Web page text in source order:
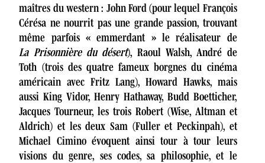
maîtres du western : John Ford (pour lequel François
Cérésa ne nourrit pas une grande passion, trouvant
même parfois « emmerdant » le réalisateur de
La Prisonnière du désert), Raoul Walsh, André de
Toth (trois des quatre fameux borgnes du cinéma
américain avec Fritz Lang), Howard Hawks, mais
aussi King Vidor, Henry Hathaway, Budd Boetticher,
Jacques Tourneur, les trois Robert (Wise, Altman et
Aldrich) et les deux Sam (Fuller et Peckinpah), et
Michael Cimino évoquent ainsi tour à tour leurs
visions du genre, ses codes, sa philosophie, et le